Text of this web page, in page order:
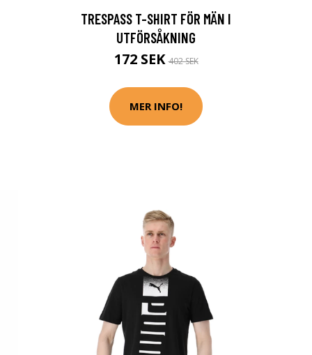
TRESPASS T-SHIRT FÖR MÄN I
UTFÖRSÅKNING
172 SEK402 SEK
MER INFO!